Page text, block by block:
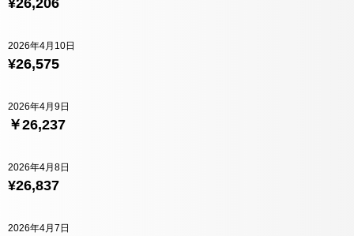
¥26,206
¥26,575
2026年4月10日
￥26,237
2026年4月9日
¥26,837
2026年4月8日
2026年4月7日